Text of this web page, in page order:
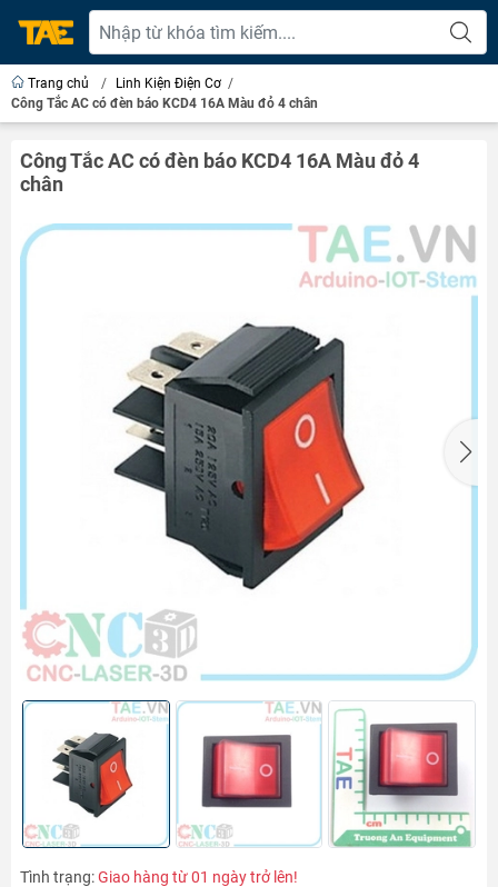
Trang chủ / Linh Kiện Điện Cơ /
Công Tắc AC có đèn báo KCD4 16A Màu đỏ 4 chân
Công Tắc AC có đèn báo KCD4 16A Màu đỏ 4
chân
Tình trạng:Giao hàng từ 01 ngày trở lên!